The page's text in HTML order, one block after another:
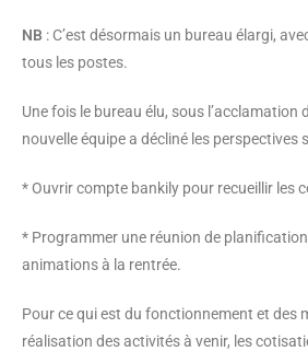
NB : C’est désormais un bureau élargi,
tous les postes.
Une fois le bureau élu, sous l’acclamation
nouvelle équipe a décliné les perspectives
* Ouvrir compte bankily pour recueillir les
* Programmer une réunion de
animations à la rentrée.
Pour ce qui est du fonctionnement et des
réalisation des activités à venir, les